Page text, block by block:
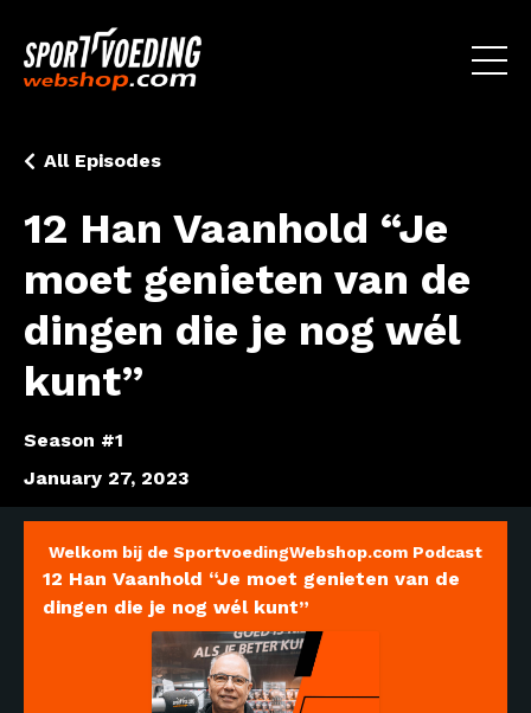
12 Han Vaanhold “Je
moet genieten van de
dingen die je nog wél
kunt”
All Episodes
Season #1
January 27, 2023